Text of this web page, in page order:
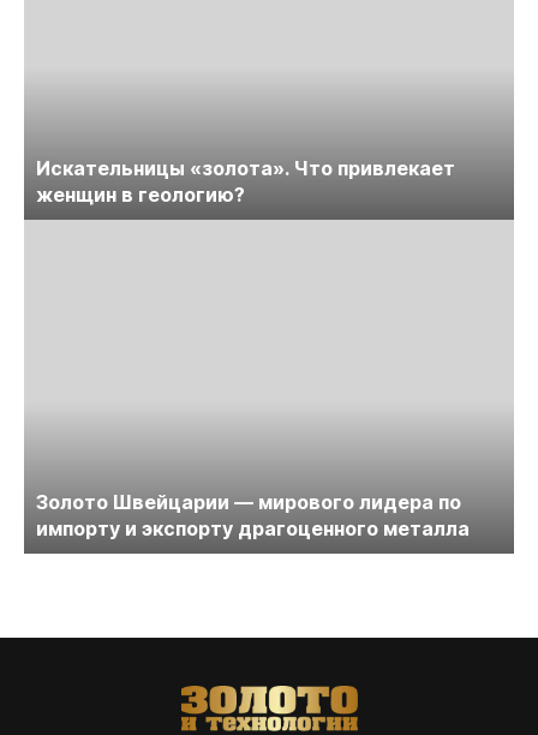
Искательницы «золота». Что привлекает
женщин в геологию?
Золото Швейцарии — мирового лидера по
импорту и экспорту драгоценного металла